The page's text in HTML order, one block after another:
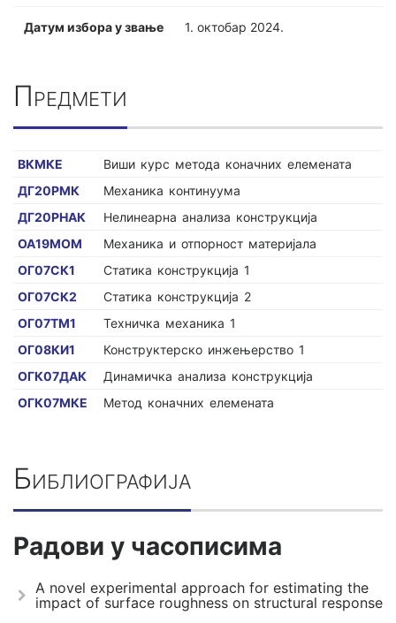
Датум избора у звање 1. октобар 2024.
Предмети
ВКМКЕ
Виши курс метода коначних елемената
ДГ20РМК
Механика континуума
ДГ20РНАК
Нелинеарна анализа конструкција
ОА19МОМ
Механика и отпорност материјала
ОГ07СК1
Статика конструкција 1
ОГ07СК2
Статика конструкција 2
ОГ07ТМ1
Техничка механика 1
ОГ08КИ1
Конструктерско инжењерство 1
ОГК07ДАК
Динамичка анализа конструкција
ОГК07МКЕ
Метод коначних елемената
Библиографија
Радови у часописима
A novel experimental approach for estimating the
impact of surface roughness on structural response